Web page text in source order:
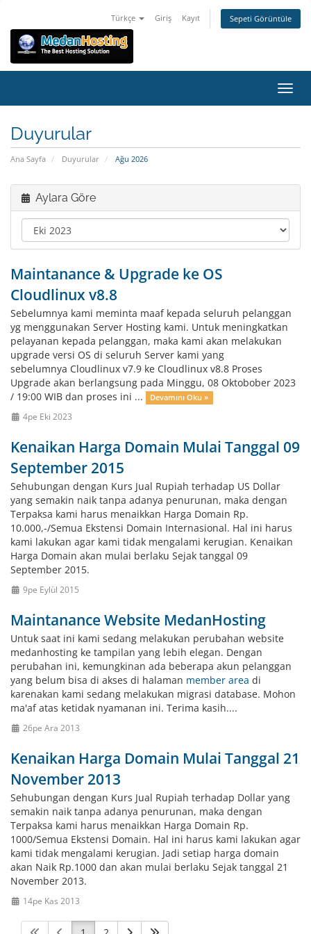
Türkçe Giriş Kayıt Sepeti Görüntüle
Duyurular
Ana Sayfa Duyurular Ağu 2026
Aylara Göre
Maintanance & Upgrade ke OS
Cloudlinux v8.8
Sebelumnya kami meminta maaf kepada seluruh pelanggan
yg menggunakan Server Hosting kami. Untuk meningkatkan
pelayanan kepada pelanggan, maka kami akan melakukan
upgrade versi OS di seluruh Server kami yang
sebelumnya Cloudlinux v7.9 ke Cloudlinux v8.8 Proses
Upgrade akan berlangsung pada Minggu, 08 Oktobober 2023
/ 19:00 WIB dan proses ini ...
Devamını Oku »
4pe Eki 2023
Kenaikan Harga Domain Mulai Tanggal 09
September 2015
Sehubungan dengan Kurs Jual Rupiah terhadap US Dollar
yang semakin naik tanpa adanya penurunan, maka dengan
Terpaksa kami harus menaikkan Harga Domain Rp.
10.000,-/Semua Ekstensi Domain Internasional. Hal ini harus
kami lakukan agar kami tidak mengalami kerugian. Kenaikan
Harga Domain akan mulai berlaku Sejak tanggal 09
September 2015.
9pe Eylül 2015
Maintanance Website MedanHosting
Untuk saat ini kami sedang melakukan perubahan website
medanhosting ke tampilan yang lebih elegan. Dengan
perubahan ini, kemungkinan ada beberapa akun pelanggan
yang belum bisa di akses di halaman member area di
karenakan kami sedang melakukan migrasi database. Mohon
ma'af atas ketidak nyamanan ini. Terima kasih....
26pe Ara 2013
Kenaikan Harga Domain Mulai Tanggal 21
November 2013
Sehubungan dengan Kurs Jual Rupiah terhadap Dollar yang
semakin naik tanpa adanya penurunan, maka dengan
Terpaksa kami harus menaikkan Harga Domain Rp.
1000/Semua Ekstensi Domain. Hal ini harus kami lakukan agar
kami tidak mengalami kerugian. Jadi setiap harga domain
akan Naik Rp.1000 dan akan mulai berlaku Sejak tanggal 21
November 2013.
14pe Kas 2013